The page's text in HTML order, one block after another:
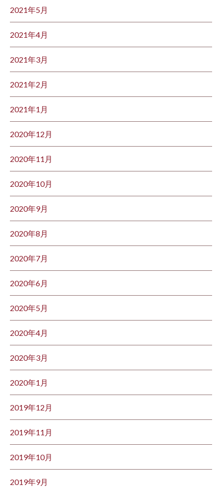
2021年5月
2021年4月
2021年3月
2021年2月
2021年1月
2020年12月
2020年11月
2020年10月
2020年9月
2020年8月
2020年7月
2020年6月
2020年5月
2020年4月
2020年3月
2020年1月
2019年12月
2019年11月
2019年10月
2019年9月